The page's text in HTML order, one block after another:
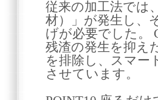
従来の加工法では
材）」が発生し、
げが必要でした。
残渣の発生を抑え
を排除し、スマー
させています。